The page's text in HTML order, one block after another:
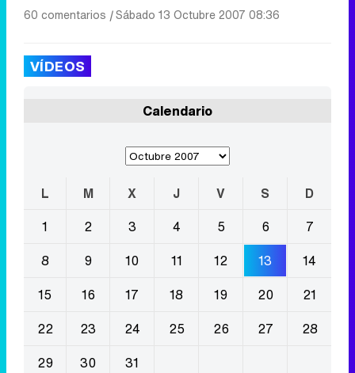
60 comentarios |Sábado 13 Octubre 2007 08:36
VÍDEOS
Calendario
L M X J V S
D
1
2 3 4 5 6
7
8
9 10 11 12 13
14
15
16 17 18 19 20
21
22
23 24 25 26 27
28
29
30 31